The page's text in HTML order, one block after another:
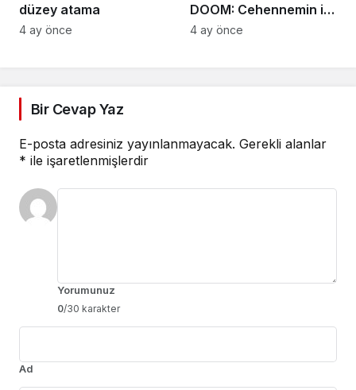
düzey atama
4 ay önce
DOOM: Cehennemin iki
efsanevi vizyonu
4 ay önce
Bir Cevap Yaz
E-posta adresiniz yayınlanmayacak. Gerekli alanlar
* ile işaretlenmişlerdir
Yorumunuz
0/30 karakter
Ad